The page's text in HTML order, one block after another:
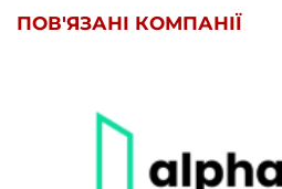
ПОВ'ЯЗАНІ КОМПАНІЇ